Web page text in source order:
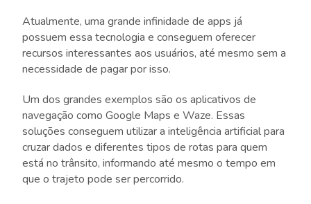
Atualmente, uma grande infinidade de apps já
possuem essa tecnologia e conseguem oferecer
recursos interessantes aos usuários, até mesmo sem a
necessidade de pagar por isso.
Um dos grandes exemplos são os aplicativos de
navegação como Google Maps e Waze. Essas
soluções conseguem utilizar a inteligência artificial para
cruzar dados e diferentes tipos de rotas para quem
está no trânsito, informando até mesmo o tempo em
que o trajeto pode ser percorrido.